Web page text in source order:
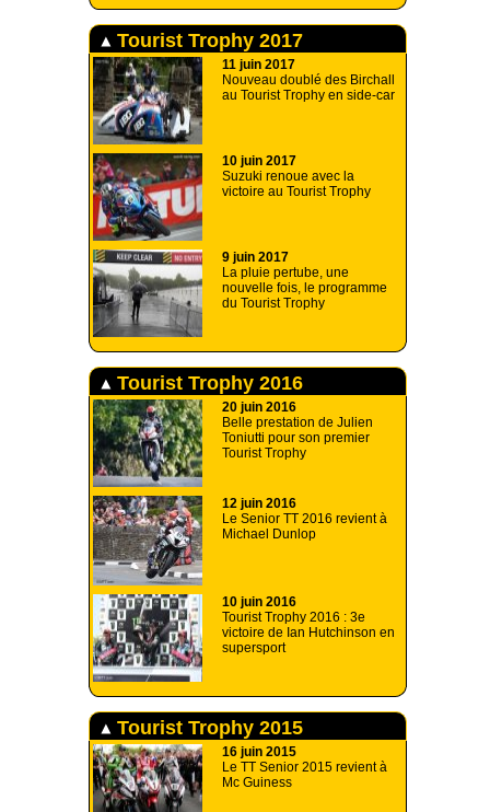
Tourist Trophy 2017
11 juin 2017
Nouveau doublé des Birchall
au Tourist Trophy en side-car
10 juin 2017
Suzuki renoue avec la
victoire au Tourist Trophy
9 juin 2017
La pluie pertube, une
nouvelle fois, le programme
du Tourist Trophy
Tourist Trophy 2016
20 juin 2016
Belle prestation de Julien
Toniutti pour son premier
Tourist Trophy
12 juin 2016
Le Senior TT 2016 revient à
Michael Dunlop
10 juin 2016
Tourist Trophy 2016 : 3e
victoire de Ian Hutchinson en
supersport
Tourist Trophy 2015
16 juin 2015
Le TT Senior 2015 revient à
Mc Guiness